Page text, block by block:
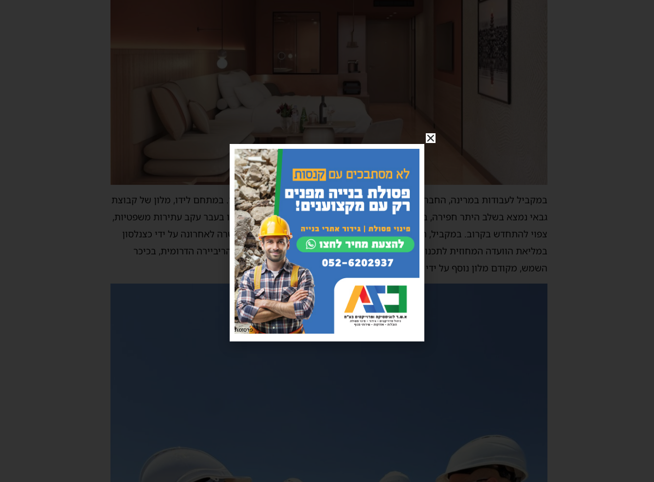
במקביל לעבודות במרינה, החברה לתיירות מקדמת פרויקטים נוספים באזור החופים. במתחם לידו, מלון של קבוצת
גבאי נמצא בשלב היתר חפירה, בעוד פרויקט מלונאי אחר במתחם, שעבודותיו הושעו בעבר עקב עתירות משפטיות,
צפוי להתחדש בקרוב. במקביל, תוכנית להקמת מלון במקום מתחם לה מימוניה אושרה לאחרונה על ידי כצנלסון
במליאת הוועדה המחוזית לתכנון ובנייה ועתידה לצאת לפרסום בזמן הקרוב. באזור הריביירה הדרומית, בכיכר
השמש, מקודם מלון נוסף על ידי קבוצת אבו, הנמצא כעת בשלבי חפירה ודיפון.
פרסומת